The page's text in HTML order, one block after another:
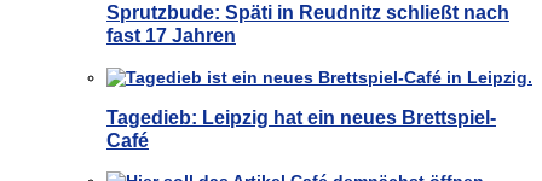
Sprutzbude: Späti in Reudnitz schließt nach
fast 17 Jahren
Tagedieb: Leipzig hat ein neues Brettspiel-
Café